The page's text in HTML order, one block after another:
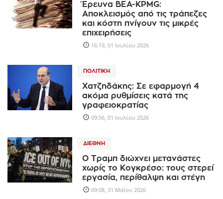
Έρευνα ΒΕΑ-KPMG:
Αποκλεισμός από τις τράπεζες
και κόστη πνίγουν τις μικρές
επιχειρήσεις
16:19, 01 Ιουλίου 2026
ΠΟΛΙΤΙΚΉ
Χατζηδάκης: Σε εφαρμογή 4
ακόμα ρυθμίσεις κατά της
γραφειοκρατίας
09:56, 01 Ιουλίου 2026
ΔΙΕΘΝΉ
Ο Τραμπ διώχνει μετανάστες
χωρίς το Κογκρέσο: τους στερεί
εργασία, περίθαλψη και στέγη
09:08, 31 Μαΐου 2026